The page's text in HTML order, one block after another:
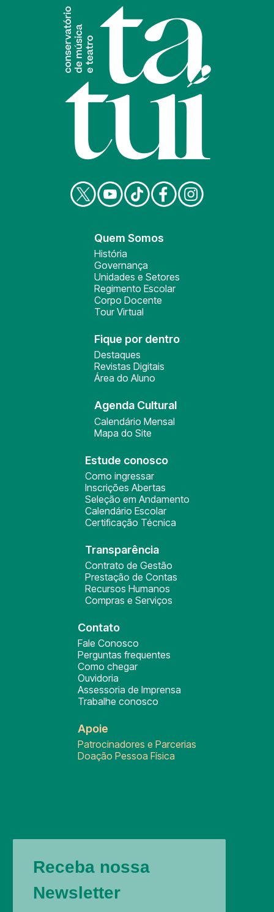
Quem Somos
História
Governança
Unidades e Setores
Regimento Escolar
Corpo Docente
Tour Virtual
Fique por dentro
Destaques
Revistas Digitais
Área do Aluno
Agenda Cultural
Calendário Mensal
Mapa do Site
Estude conosco
Como ingressar
Inscrições Abertas
Seleção em Andamento
Calendário Escolar
Certificação Técnica
Transparência
Contrato de Gestão
Prestação de Contas
Recursos Humanos
Compras e Serviços
Contato
Fale Conosco
Perguntas frequentes
Como chegar
Ouvidoria
Assessoria de Imprensa
Trabalhe conosco
Apoie
Patrocinadores e Parcerias
Doação Pessoa Física